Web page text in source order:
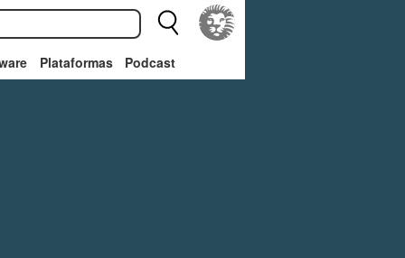
Plataformas Podcast